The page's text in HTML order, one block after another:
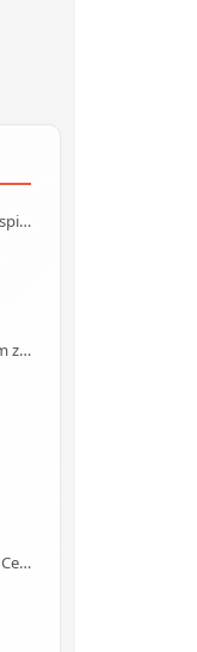
Auto Škola Sarajevo - Polaganje testova i vozačkog ispita
Starački dom Goražde - Dom za stare Goražde - Dom za stara lica Goražde
J.U. Služba za zapošljavanje Kantona Sarajevo - Biro Centar